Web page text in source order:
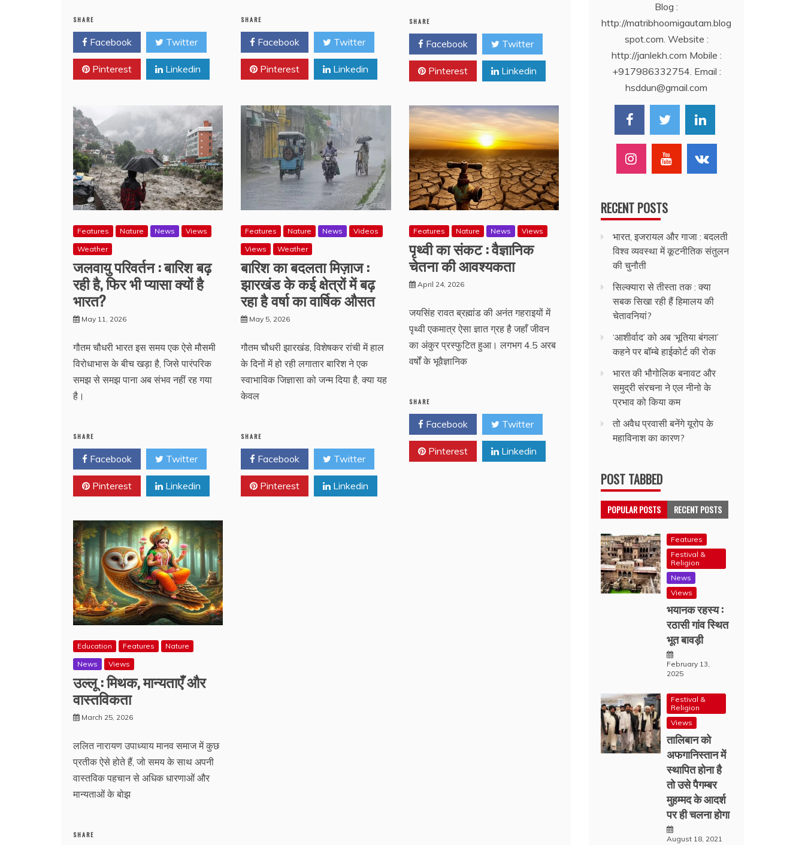
SHARE
Facebook Twitter
Pinterest Linkedin
SHARE
Facebook Twitter
Pinterest Linkedin
SHARE
Facebook Twitter
Pinterest Linkedin
Features Nature News
Views
Weather
जलवायु परिवर्तन : बारिश बढ़
रही है, फिर भी प्यासा क्यों है
भारत?
May 11, 2026
गौतम चौधरी भारत इस समय एक ऐसे मौसमी
विरोधाभास के बीच खड़ा है, जिसे पारंपरिक
समझ से समझ पाना अब संभव नहीं रह गया
है।
SHARE
Facebook Twitter
Pinterest Linkedin
Features Nature News
Videos
Views
Weather
बारिश का बदलता मिज़ाज :
झारखंड के कई क्षेत्रों में बढ़
रहा है वर्षा का वार्षिक औसत
May 5, 2026
गौतम चौधरी झारखंड, विशेषकर रांची में हाल
के दिनों में हो रही लगातार बारिश ने एक
स्वाभाविक जिज्ञासा को जन्म दिया है, क्या यह
केवल
SHARE
Facebook Twitter
Pinterest Linkedin
Features Nature News Views
पृथ्वी का संकट : वैज्ञानिक
चेतना की आवश्यकता
April 24, 2026
जयसिंह रावत ब्रह्मांड की अनंत गहराइयों में
पृथ्वी एकमात्र ऐसा ज्ञात ग्रह है जहाँ जीवन
का अंकुर प्रस्फुटित हुआ। लगभग 4.5 अरब
वर्षों के भूवैज्ञानिक
SHARE
Facebook Twitter
Pinterest Linkedin
Education Features
Nature
News
Views
उल्लू : मिथक, मान्यताएँ और
वास्तविकता
March 25, 2026
ललित नारायण उपाध्याय मानव समाज में कुछ
प्रतीक ऐसे होते हैं, जो समय के साथ अपनी
वास्तविक पहचान से अधिक धारणाओं और
मान्यताओं के बोझ
SHARE
Blog :
http://matribhoomigautam.blog
spot.com. Website :
http://janlekh.com Mobile :
+917986332754. Email :
hsddun@gmail.com
RECENT POSTS
भारत, इजरायल और गाजा : बदलती
विश्व व्यवस्था में कूटनीतिक संतुलन
की चुनौती
सिल्क्यारा से तीस्ता तक : क्या
सबक सिखा रही हैं हिमालय की
चेतावनियां?
‘आशीर्वाद’ को अब ‘भूतिया बंगला’
कहने पर बॉम्बे हाईकोर्ट की रोक
भारत की भौगोलिक बनावट और
समुद्री संरचना ने एल नीनो के
प्रभाव को किया कम
तो अवैध प्रवासी बनेंगे यूरोप के
महाविनाश का कारण?
POST TABBED
POPULAR POSTS RECENT POSTS
Features
Festival &
Religion
News
Views
भयानक रहस्य :
रठासी गांव स्थित
भूत बावड़ी
February 13,
2025
Festival &
Religion
Views
तालिबान को
अफगानिस्तान में
स्थापित होना है
तो उसे पैगम्बर
मुहम्मद के आदर्श
पर ही चलना होगा
August 18, 2021